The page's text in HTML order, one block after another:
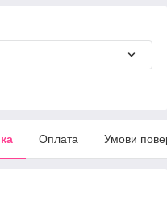
Оплата Умови